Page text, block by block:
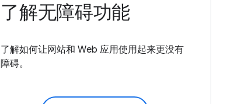
了解无障碍功能
了解如何让网站和 Web 应用使用起来更没有
障碍。